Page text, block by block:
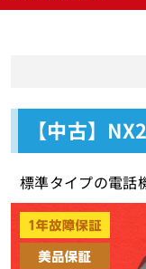
【中古】
標準タイプの電